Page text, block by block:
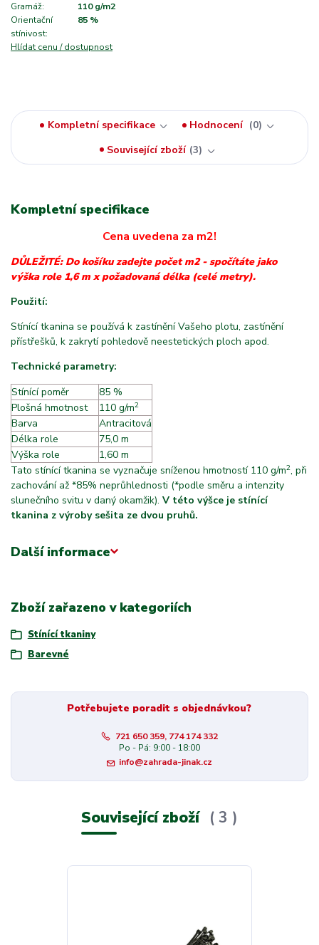
Gramáž:
110 g/m2
Orientační
stínivost:
85 %
Hlídat cenu / dostupnost
Kompletní specifikace Hodnocení
0
Související zboží 3
Kompletní specifikace
Cena uvedena za m2!
DŮLEŽITÉ: Do košíku zadejte počet m2 - spočítáte jako
výška role 1,6 m x požadovaná délka (celé metry).
Použití:
Stínící tkanina se používá k zastínění Vašeho plotu, zastínění
přístřešků, k zakrytí pohledově neestetických ploch apod.
Technické parametry:
Stínící poměr
85 %
Plošná hmotnost
110 g/m2
Barva
Antracitová
Délka role
75,0 m
Výška role
1,60 m
Tato stínící tkanina se vyznačuje sníženou hmotností 110 g/m2, při
zachování až *85% neprůhlednosti (*podle směru a intenzity
slunečního svitu v daný okamžik). V této výšce je stínící
tkanina z výroby sešita ze dvou pruhů.
Další informace
Zboží zařazeno v kategoriích
Stínící tkaniny
Barevné
Potřebujete poradit s objednávkou?
721 650 359, 774 174 332
Po - Pá: 9:00 - 18:00
info@zahrada-jinak.cz
Související zboží 3